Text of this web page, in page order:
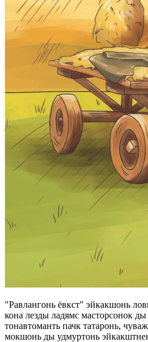
"Равлангонь ёвкст" эйкакшонь
кона лезды ладямс масторсонок ды
тонавтоманть пачк татаронь,
мокшонь ды удмуртонь